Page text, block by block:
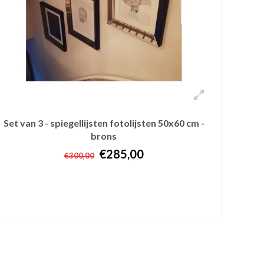
Set van 3 - spiegellijsten fotolijsten 50x60 cm -
brons
€300,00 €285,00